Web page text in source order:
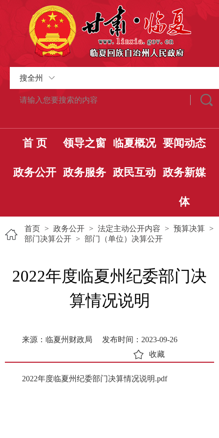
搜全州
首 页 领导之窗 临夏概况 要闻动态
政务公开 政务服务 政民互动 政务新媒
体
首页 > 政务公开 > 法定主动公开内容 > 预算决算 >
部门决算公开 > 部门（单位）决算公开
2022年度临夏州纪委部门决
算情况说明
来源：临夏州财政局
发布时间：2023-09-26
收藏
2022年度临夏州纪委部门决算情况说明.pdf